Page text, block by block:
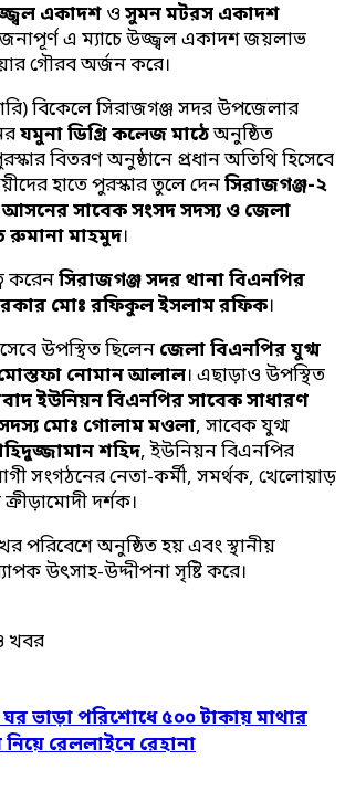
একাদশ ও সুমন মটরস একাদশ
এ ম্যাচে উজ্জ্বল একাদশ জয়লাভ
গৌরব অর্জন করে।
বিকেলে সিরাজগঞ্জ সদর উপজেলার
যমুনা ডিগ্রি কলেজ মাঠেঅনুষ্ঠিত
বিতরণ অনুষ্ঠানে প্রধান অতিথি হিসেবে
হাতে পুরস্কার তুলে দেনসিরাজগঞ্জ-২
সাবেক সংসদ সদস্য ও জেলা
রুমানা মাহমুদ।
করেনসিরাজগঞ্জ সদর থানা বিএনপির
মোঃ রফিকুল ইসলাম রফিক।
উপস্থিত ছিলেন জেলা বিএনপির যুগ্ম
নোমান আলাল। এছাড়াও উপস্থিত
ইউনিয়ন বিএনপির সাবেক সাধারণ
মোঃ গোলাম মওলা, সাবেক যুগ্ম
শহিদ, ইউনিয়ন বিএনপির
সংগঠনের নেতা-কর্মী, সমর্থক, খেলোয়াড়
দর্শক।
পরিবেশে অনুষ্ঠিত হয় এবং স্থানীয়
উৎসাহ-উদ্দীপনা সৃষ্টি করে।
খবর
ভাড়া পরিশোধে ৫০০ টাকায় মাথার
নিয়ে রেললাইনে রেহানা